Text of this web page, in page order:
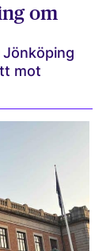
om
Jönköping
mot